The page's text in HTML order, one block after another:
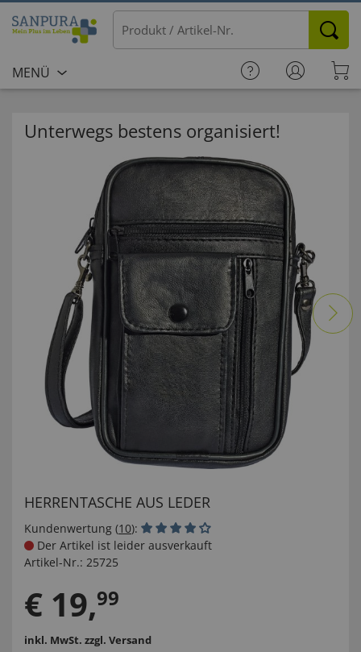
MENÜ
Unterwegs bestens organisiert!
HERRENTASCHE AUS LEDER
Kundenwertung (10):
Der Artikel ist leider ausverkauft
Artikel-Nr.: 25725
€ 19,99
inkl. MwSt. zzgl. Versand